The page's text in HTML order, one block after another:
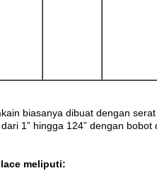
kain biasanya dibuat dengan
1” hingga 124” dengan
meliputi: